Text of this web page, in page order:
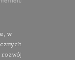
w